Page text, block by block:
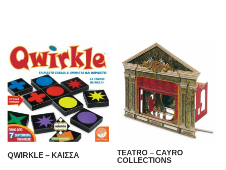
QWIRKLE – ΚΑΙΣΣΑ
TEATRO – CAYRO
COLLECTIONS